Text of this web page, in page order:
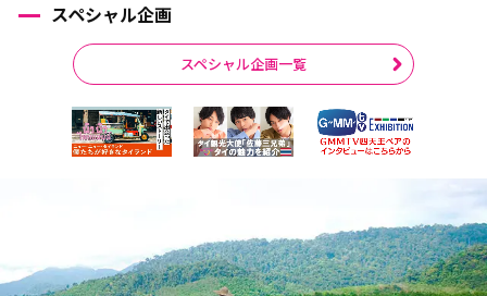
スペシャル企画
スペシャル企画一覧